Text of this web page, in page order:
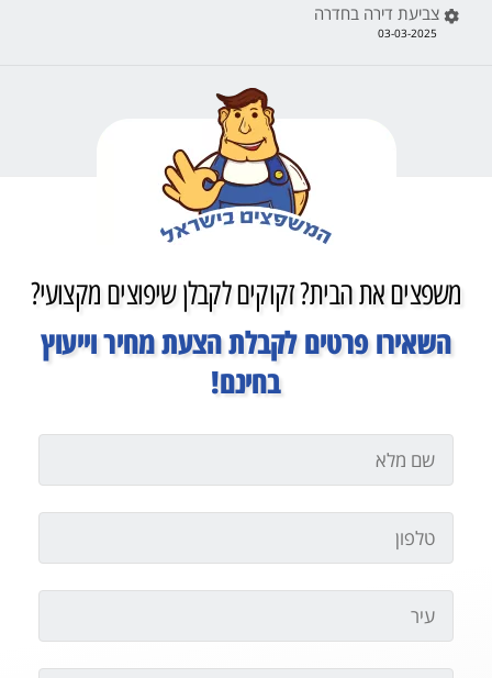
צביעת דירה בחדרה
03-03-2025
משפצים את הבית? זקוקים לקבלן שיפוצים מקצועי?
השאירו פרטים לקבלת הצעת מחיר וייעוץ
בחינם!